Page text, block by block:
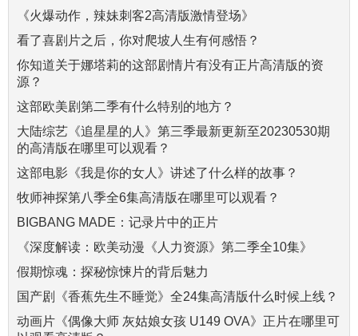
《火爆动作，辣妹刺客2高清版激情登场》
看了喜剧片之后，你对爬坡人生有何感悟？
你知道关于娜塔莉的这部剧情片有没有正片高清版的资
源？
这部欧美剧第二季有什么特别的地方？
大陆综艺《追星星的人》第三季最新更新至20230530期
的高清版在哪里可以观看？
这部电影《我是你的女人》讲述了什么样的故事？
牧师神探第八季全6集高清版在哪里可以观看？
BIGBANG MADE：记录片中的正片
《深度解读：欧美动漫《人力资源》第二季全10集》
假期惊魂：探秘惊悚片的背后魅力
国产剧《香蕉先生不睡觉》全24集高清版什么时候上线？
动画片《偶像大师 灰姑娘女孩 U149 OVA》正片在哪里可